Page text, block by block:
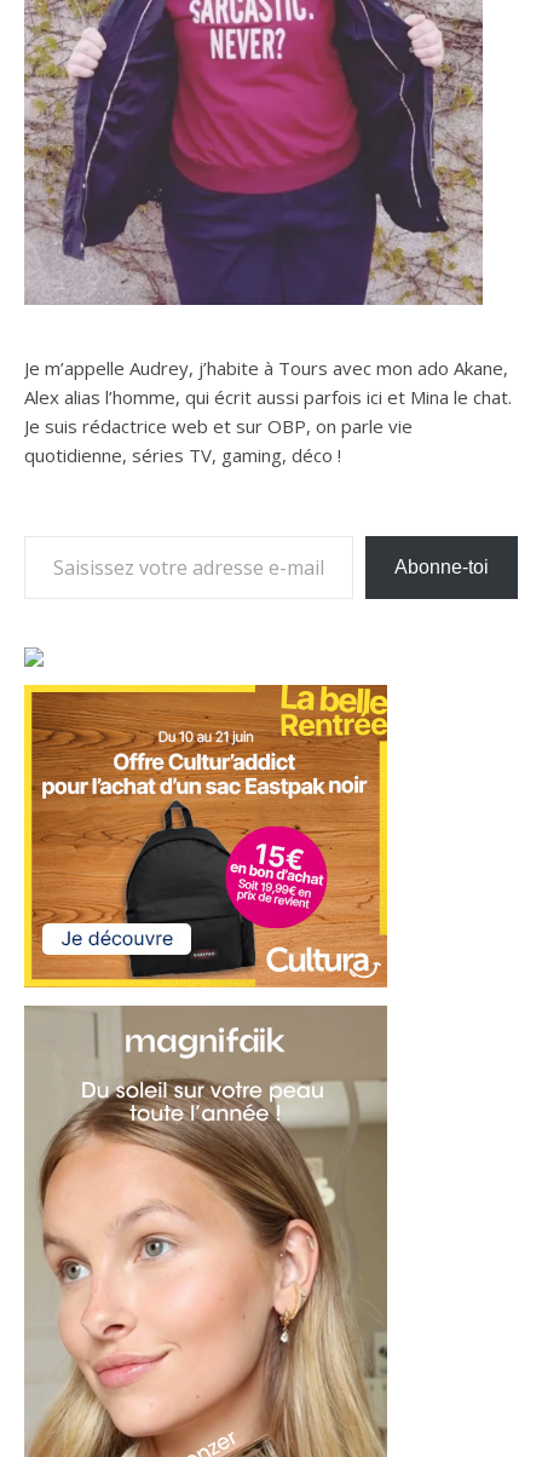
Je m’appelle Audrey, j’habite à Tours avec mon ado Akane,
Alex alias l’homme, qui écrit aussi parfois ici et Mina le chat.
Je suis rédactrice web et sur OBP, on parle vie
quotidienne, séries TV, gaming, déco !
Abonne-toi